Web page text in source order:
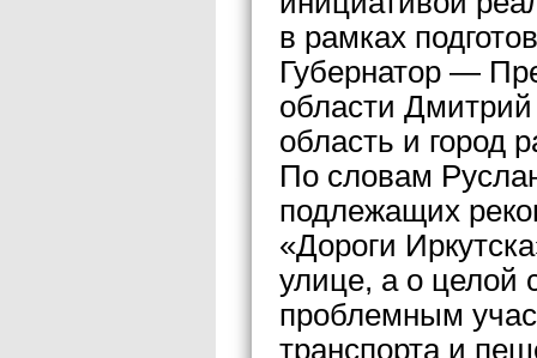
в рамках
Губернатор —
области
область и город
По словам
подлежащих
«Дороги
улице, а о целой
проблемным
транспорта и